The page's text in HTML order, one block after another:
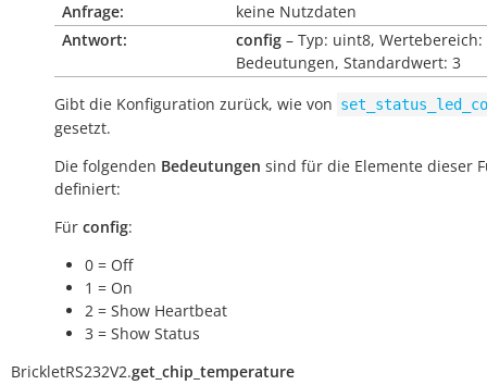
Anfrage:
keine Nutzdaten
Antwort:
config – Typ: uint8, Wertebereich:
Bedeutungen, Standardwert: 3
Gibt die Konfiguration zurück, wie von
gesetzt.
Die folgenden Bedeutungen sind für die Elemente dieser
definiert:
Für config:
0 = Off
1 = On
2 = Show Heartbeat
3 = Show Status
BrickletRS232V2.get_chip_temperature